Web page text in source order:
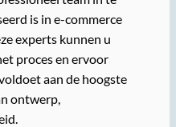
is in e-commerce
experts kunnen u
proces en ervoor
aan de hoogste
ontwerp,